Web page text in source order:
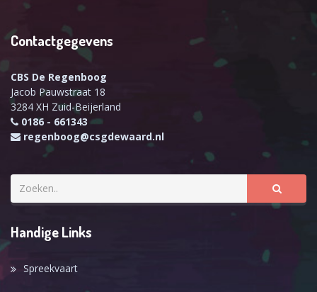
Contactgegevens
CBS De Regenboog
Jacob Pauwstraat 18
3284 XH Zuid-Beijerland
0186 - 661343
regenboog@csgdewaard.nl
Handige Links
Spreekvaart